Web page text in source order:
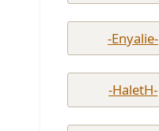
-Enyalie-
-HaletH-